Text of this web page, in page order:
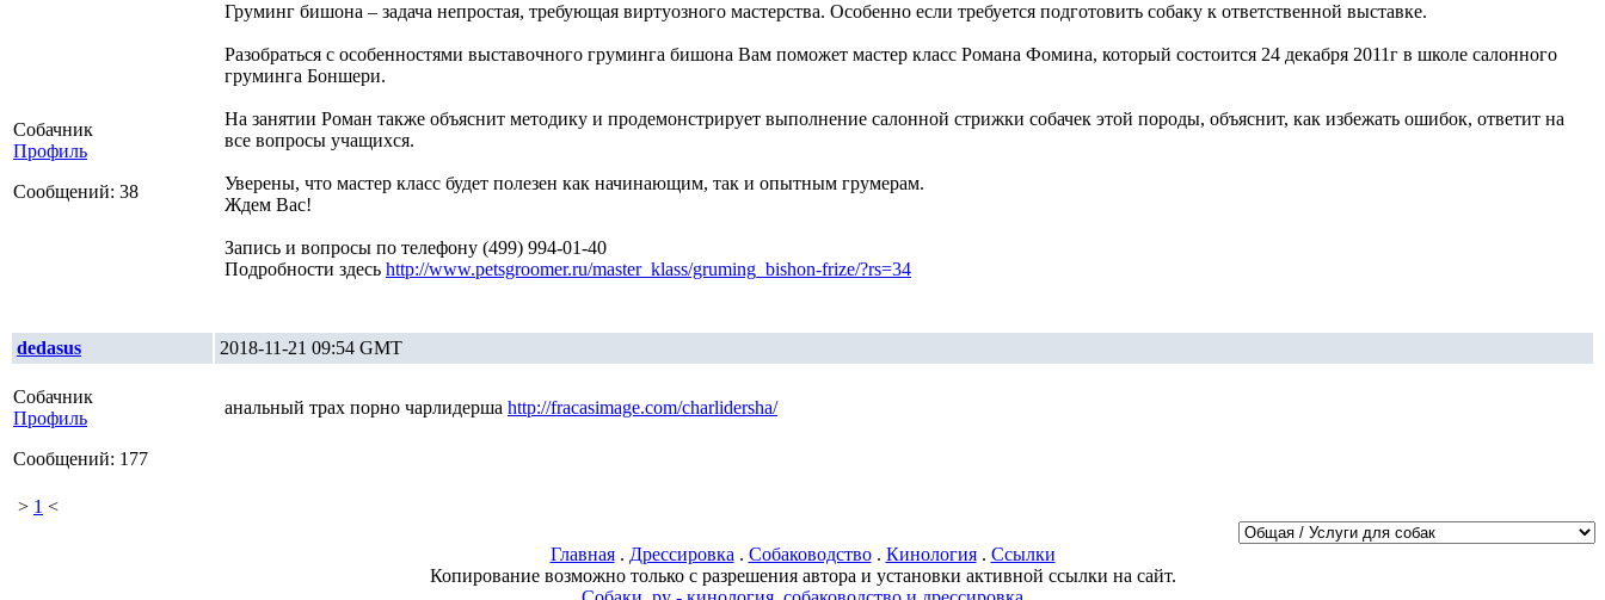
Собачник
Профиль
Сообщений: 38
Груминг бишона – задача непростая, требующая виртуозного мастерства. Особенно если требуется подготовить собаку к ответственной выставке.
Разобраться с особенностями выставочного груминга бишона Вам поможет мастер класс Романа Фомина, который состоится 24 декабря 2011г в школе салонного
груминга Боншери.
На занятии Роман также объяснит методику и продемонстрирует выполнение салонной стрижки собачек этой породы, объяснит, как избежать ошибок, ответит на
все вопросы учащихся.
Уверены, что мастер класс будет полезен как начинающим, так и опытным грумерам.
Ждем Вас!
Запись и вопросы по телефону (499) 994-01-40
Подробности здесь http://www.petsgroomer.ru/master_klass/gruming_bishon-frize/?rs=34
dedasus 2018-11-21 09:54 GMT
Собачник
Профиль
Сообщений: 177
анальный трах порно чарлидерша http://fracasimage.com/charlidersha/
> 1 <
Главная. Дрессировка . Собаководство. Кинология. Ссылки
Копирование возможно только с разрешения автора и установки активной ссылки на сайт.